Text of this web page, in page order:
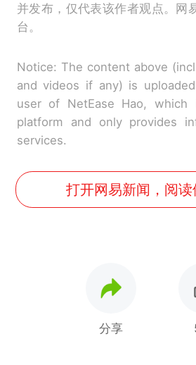
并发布，仅代表该作者观点。网
台。
Notice: The content above
and videos if any) is
user of NetEase Hao, which
platform and only provides
services.
打开网易新闻，阅
分享